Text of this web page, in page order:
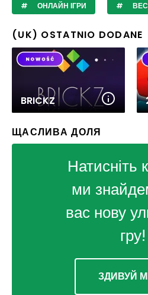
ОНЛАЙН ІГРИ
(UK) OSTATNIO DODANE
BRICKZ
ЩАСЛИВА ДОЛЯ
Натисніть
ми
вас нову
гру!
ЗДИВУЙ